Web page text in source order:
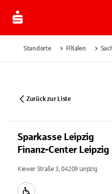
Standorte Filialen
Zurück zur Liste
Sparkasse Leipzig
Finanz-Center
Kiewer Straße 3, 04209 Leipzig